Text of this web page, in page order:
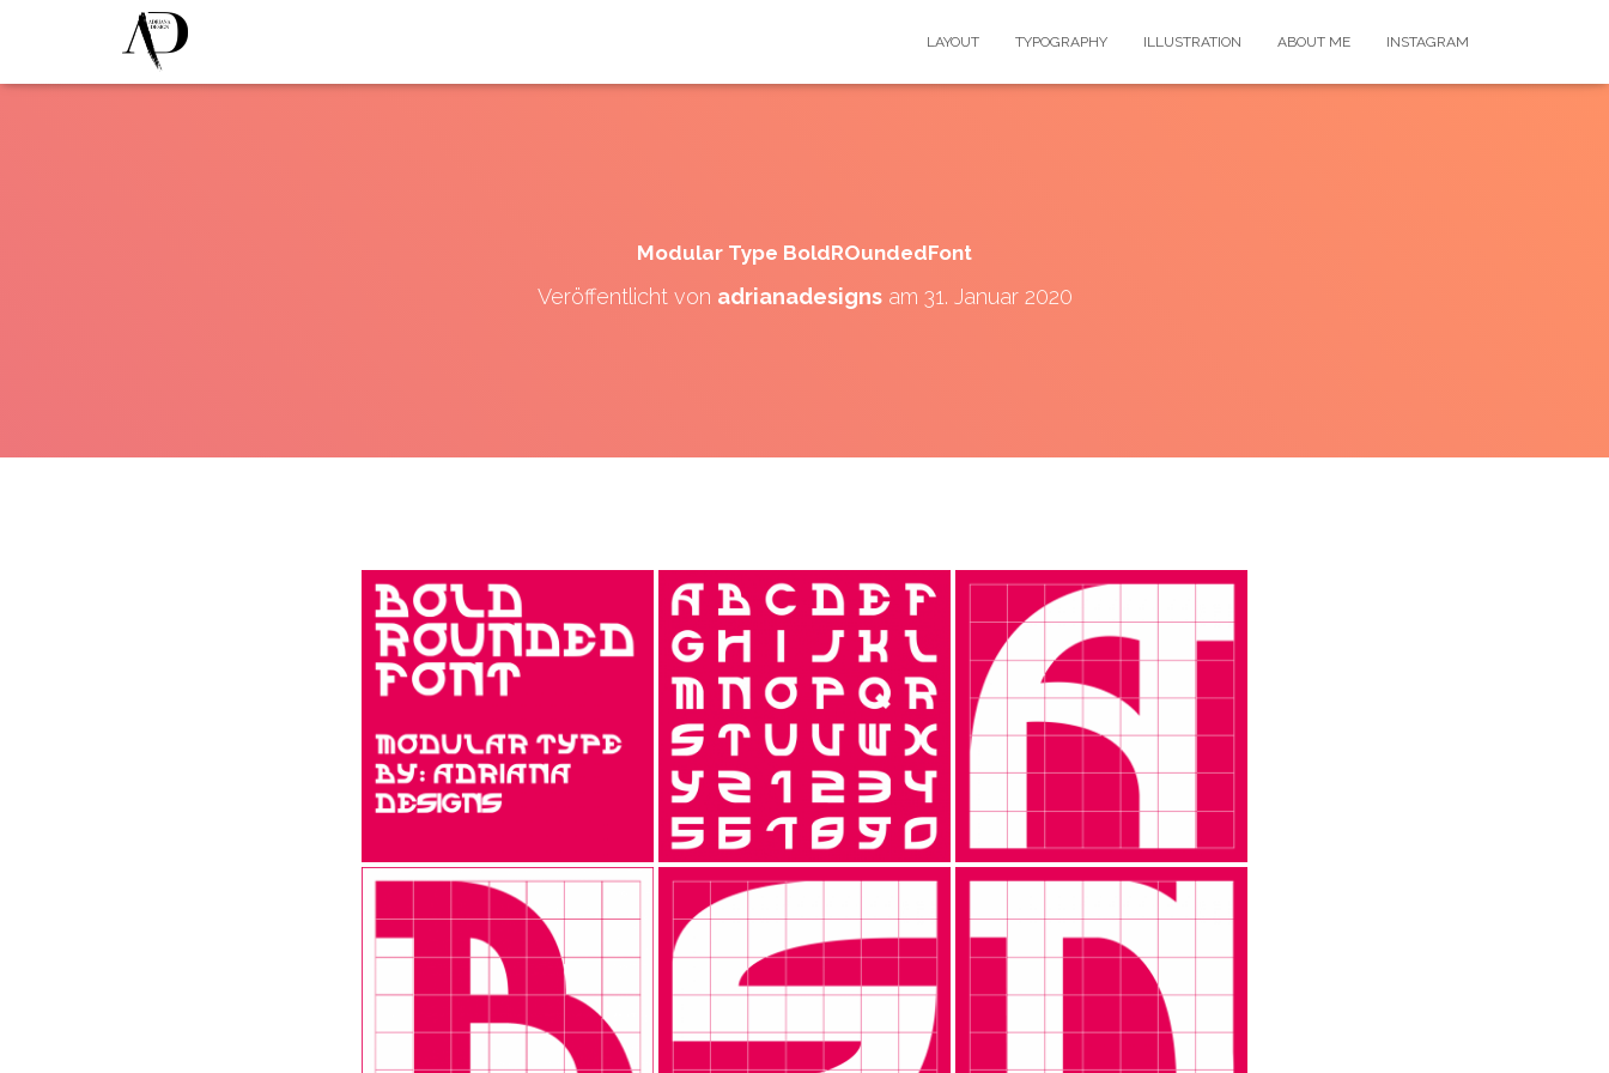
LAYOUT TYPOGRAPHY ILLUSTRATION ABOUT ME INSTAGRAM
Modular Type BoldROundedFont
Veröffentlicht von adrianadesignsam 31. Januar 2020